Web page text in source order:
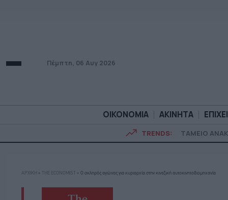
Πέμπτη, 06 Αυγ 2026
ΟΙΚΟΝΟΜΙΑ ΑΚΙΝΗΤΑ
TRENDS: ΤΑΜΕΙΟ
ΟΙΚΟΝΟΜΙΑ ΑΚΙΝΗΤΑ
ΑΡΧΙΚΗ » THE ECONOMIST » Ο σκληρός αγώνας για κυριαρχία στην κινεζική αυτοκινητοβιομηχανία